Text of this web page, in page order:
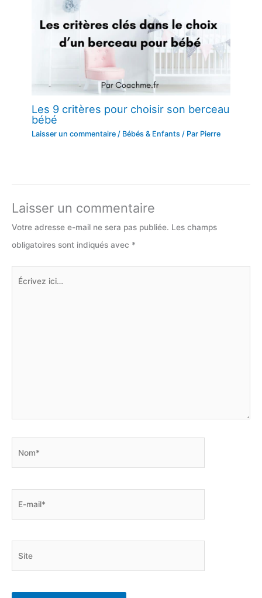
Les 9 critères pour choisir son berceau
bébé
Laisser un commentaire / Bébés & Enfants / Par Pierre
Laisser un commentaire
Votre adresse e-mail ne sera pas publiée. Les champs
obligatoires sont indiqués avec *